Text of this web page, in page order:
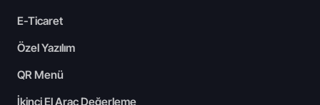
E-Ticaret
Özel Yazılım
QR Menü
İkinci El Araç Değerleme